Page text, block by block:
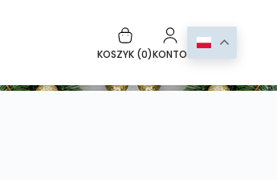
KOSZYK (0)KONTO